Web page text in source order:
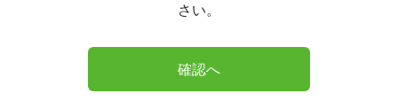
さい。
確認へ